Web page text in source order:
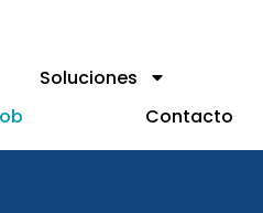
Soluciones
Contacto